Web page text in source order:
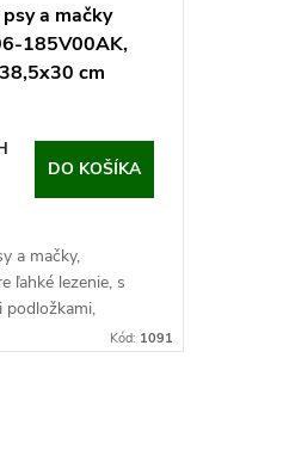
a mačky
185V00AK,
cm
DO KOŠÍKA
a mačky,
ľahké lezenie, s
podložkami,
38,5x38,5x30 cm.
Kód: 1091